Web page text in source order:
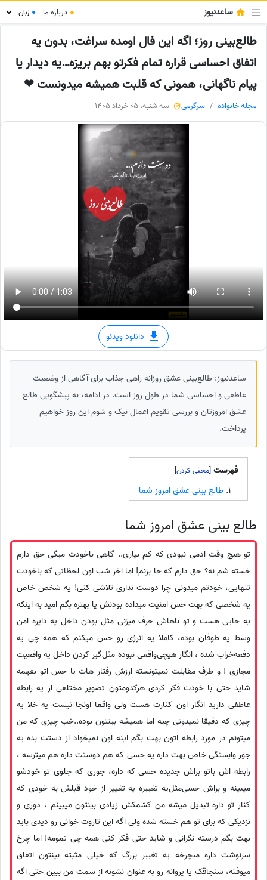
ساعدنیوز ● درباره ما ●
طالع‌بینی روز؛ اگه این فال اومده سراغت، بدون یه
اتفاق احساسی قراره تمام فکرتو بهم بریزه…یه دیدار یا
پیام ناگهانی، همونی که قلبت همیشه میدونست ❤
مجله خانواده سرگرمی سه شنبه، 05 خرداد 1405
دانلود ویدئو
ساعدنیوز: طالع‌بینی عشق روزانه راهی جذاب برای آگاهی از وضعیت
عاطفی و احساسی شما در طول روز است. در ادامه، به پیشگویی طالع
عشق امروزتان و بررسی تقویم اعمال نیک و شوم این روز خواهیم
پرداخت.
فهرست [
]
طالع بینی عشق امروز شما
طالع بینی عشق امروز شما
تو هیچ وقت ادمی نبودی که کم بیاری.. گاهی با‌خودت میگی حق دارم
خسته شم نه؟ حق دارم که جا بزنم! اما اخر شب اون لحظاتی که با‌خودت
تنهایی، خودتم میدونی چرا دوست نداری تلاشی کنی! یه شخص خاص
یه شخصی که بهت حس امنیت میداده بودنش یا بهتره بگم امید به اینکه
یه جایی هست و تو باهاش حرف‌ میزنی مثل بودن داخل یه دایره امن
وسط یه طوفان بوده، کاملا یه انرژی رو حس میکنم که همه چی یه
دفعه‌خراب شده ، انگار هیچی‌واقعی نبوده مثل‌گیر کردن داخل یه واقعیت
مجازی ! و طرف مقابلت نمیتونسته ارزش رفتار هات یا حس اتو بفهمه
شاید حتی با خودت فکر کردی هرکدومتون تصویر مختلفی از یه رابطه
عاطفی دارید انگار اون کنارت هست ولی واقعا اونجا نیست یه خلا یه
چیزی که دقیقا نمیدونی چیه اما همیشه بینتون بوده..خب چیزی که من
میتونم در مورد رابطه اتون بهت بگم اینه اون نمیخواد از دستت بده یه
جور وابستگی خاص بهت داره یه حسی که هم دوستت داره هم میترسه ،
رابطه اش با‌تو براش جدیده حسی که داره، جوری که جلوی تو خودشو
میبینه و براش حسی‌مثل‌یه تغییره یه تغییر از خود قبلش به خودی که
کنار تو داره تبدیل میشه من کشمکش زیادی بینتون میبینم ، دوری و
نزدیکی که برای تو هم خسته شده ولی اگه این تاروت خوانی رو دیدی باید
بهت بگم درسته نگرانی و‌ شاید حتی فکر کنی همه چی تمومه! اما‌ چرخ
سرنوشت داره میچرخه یه تغییر بزرگ که خیلی مثبته بینتون اتفاق
میوفته، سنجاقک‌ یا پروانه رو به عنوان نشونه از سمت من ببین حتی اگه